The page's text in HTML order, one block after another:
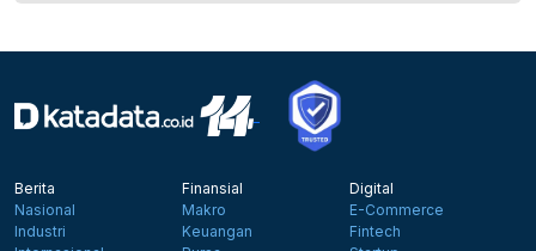
Berita
Nasional
Industri
Finansial
Makro
Keuangan
Digital
E-Commerce
Fintech